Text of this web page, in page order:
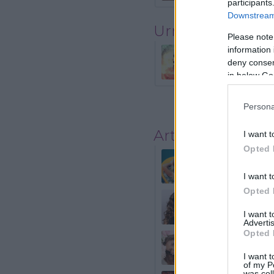
Please
information
deny
in below
I want
Opted
I want
Opted
I want
Opted
I want
of my
Urmatorul
Femeile
Articole
Zeițele
bun pe lume
Cea mai
fermecată